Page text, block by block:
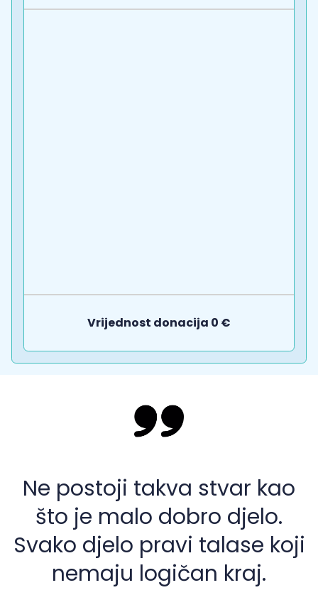
Vrijednost donacija 0 €
Ne postoji takva stvar kao
što je malo dobro djelo.
Svako djelo pravi talase koji
nemaju logičan kraj.